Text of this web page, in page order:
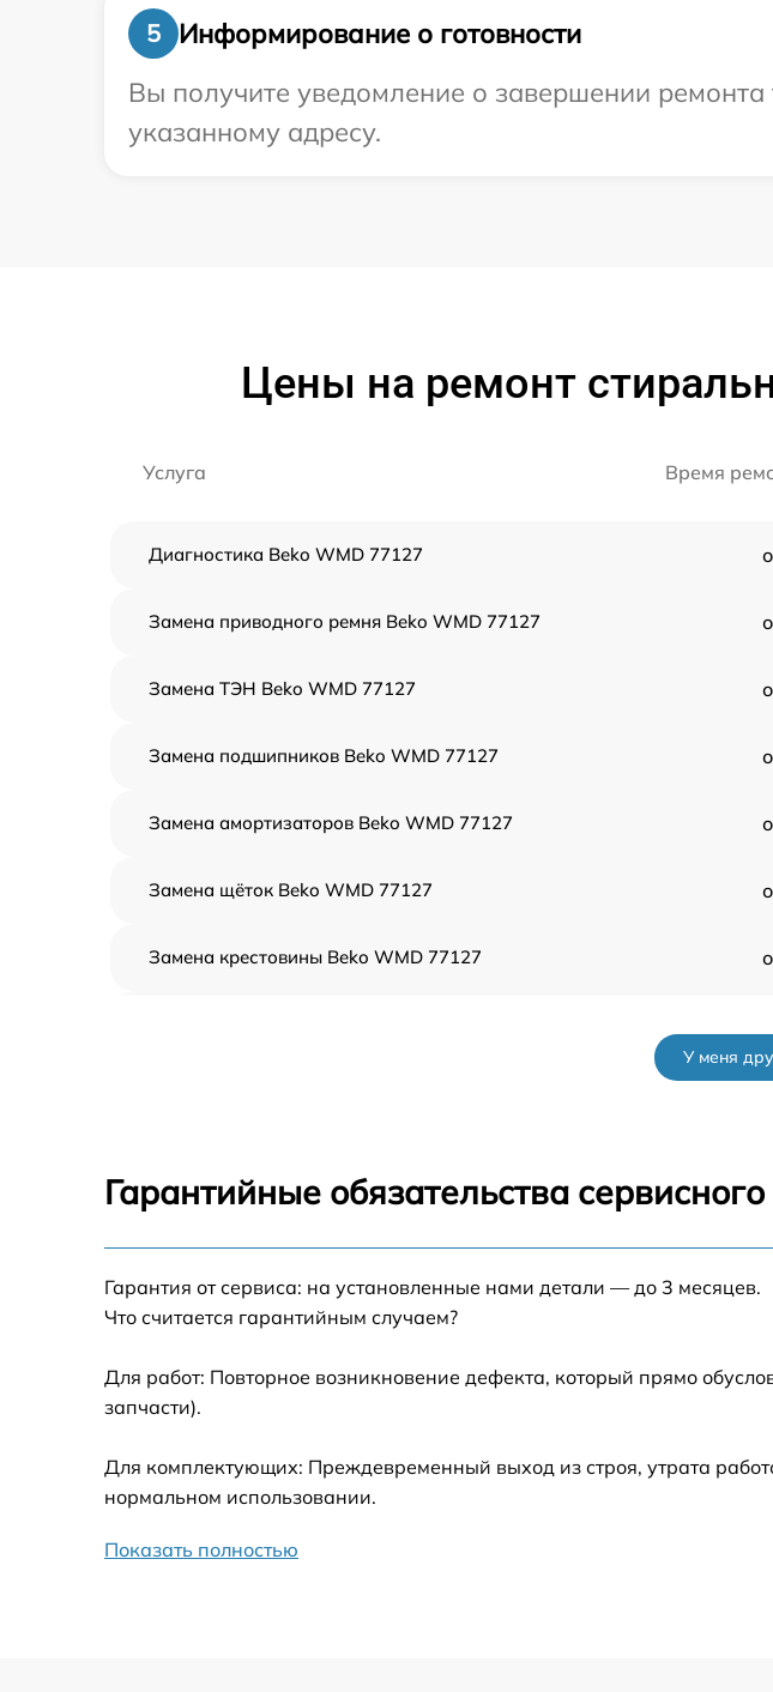
5
Информирование о готовности
Вы получите уведомление о завершении
указанному адресу.
Цены на ремонт
Услуга Время
Диагностика Beko WMD 77127
Замена приводного ремня Beko WMD 77127
Замена ТЭН Beko WMD 77127
Замена подшипников Beko WMD 77127
Замена амортизаторов Beko WMD 77127
Замена щёток Beko WMD 77127
Замена крестовины Beko WMD 77127
Замена УБЛ Beko WMD 77127
77127
Замена сливного насоса Beko WMD 77127
Замена прессостата Beko WMD 77127
У меня
Гарантийные обязательства
Гарантия от сервиса: на установленные нами детали — до 3 месяцев.
Что считается гарантийным случаем?
Для работ: Повторное возникновение дефекта, который прямо
запчасти).
Для комплектующих: Преждевременный выход из строя, утрата
нормальном использовании.
Показать полностью